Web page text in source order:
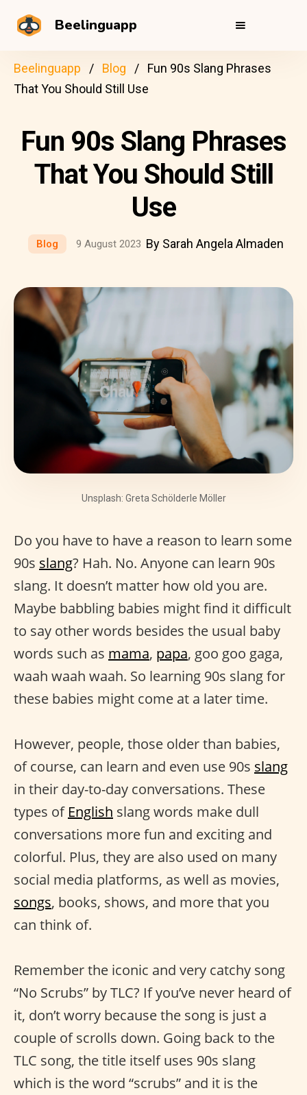
Beelinguapp
Beelinguapp Blog
Fun 90s Slang Phrases
That You Should Still Use
Fun 90s Slang Phrases
That You Should Still
Use
Blog 9 August 2023 By Sarah Angela Almaden
Unsplash: Greta Schölderle Möller
Do you have to have a reason to learn some
90s slang? Hah. No. Anyone can learn 90s
slang. It doesn’t matter how old you are.
Maybe babbling babies might find it difficult
to say other words besides the usual baby
words such as mama, papa, goo goo gaga,
waah waah waah. So learning 90s slang for
these babies might come at a later time.
However, people, those older than babies,
of course, can learn and even use 90s slang
in their day-to-day conversations. These
types of English slang words make dull
conversations more fun and exciting and
colorful. Plus, they are also used on many
social media platforms, as well as movies,
songs, books, shows, and more that you
can think of.
Remember the iconic and very catchy song
“No Scrubs” by TLC? If you’ve never heard of
it, don’t worry because the song is just a
couple of scrolls down. Going back to the
TLC song, the title itself uses 90s slang
which is the word “scrubs” and it is the